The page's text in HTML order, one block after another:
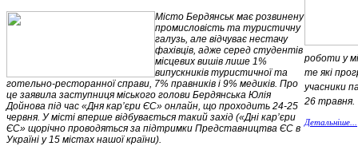
Місто Бердянськ має розвинену
промисловість та туристичну
галузь, але відчуває нестачу
фахівців, адже серед студентів
місцевих вишів лише 1%
випускників туристичної та
готельно-ресторанної справи, 7% правників і 9% медиків. Про
це заявила заступниця міського голови Бердянська Юлія
Дойнова під час «Дня кар’єри ЄС» онлайн, що проходить 24-25
червня. У місті вперше відбувається такий захід («Дні кар’єри
ЄС» щорічно проводяться за підтримки Представництва ЄС в
Україні у 15 містах нашої країни).
роботи у
те які
учасники
26 травня.
Детальніше...